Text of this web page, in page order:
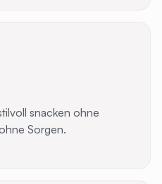
snacken ohne
Sorgen.